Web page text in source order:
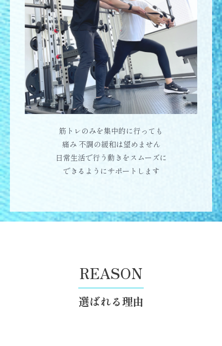
筋トレのみを集中的に行っても
痛み 不調の緩和は望めません
日常生活で行う動きをスムーズに
できるようにサポートします
REASON
選ばれる理由